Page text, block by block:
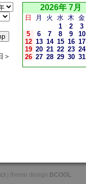
＞
2026年 7月
日 月 火 水 木 金
1
2 3
5
6 7 8 9 10
12 13 14 15 16 17
19 20 21 22 23 24
26 27 28 29 30 31
| theme design BCOOL